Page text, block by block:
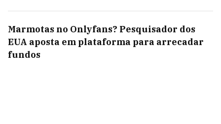
Marmotas no Onlyfans? Pesquisador dos
EUA aposta em plataforma para arrecadar
fundos